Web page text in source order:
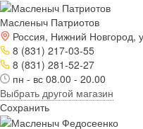
Масленыч Патриотов
Россия, Нижний Новгород,
8 (831) 217-03-55
8 (831) 281-52-27
пн - вс 08.00 - 20.00
Выбрать другой магазин
Сохранить